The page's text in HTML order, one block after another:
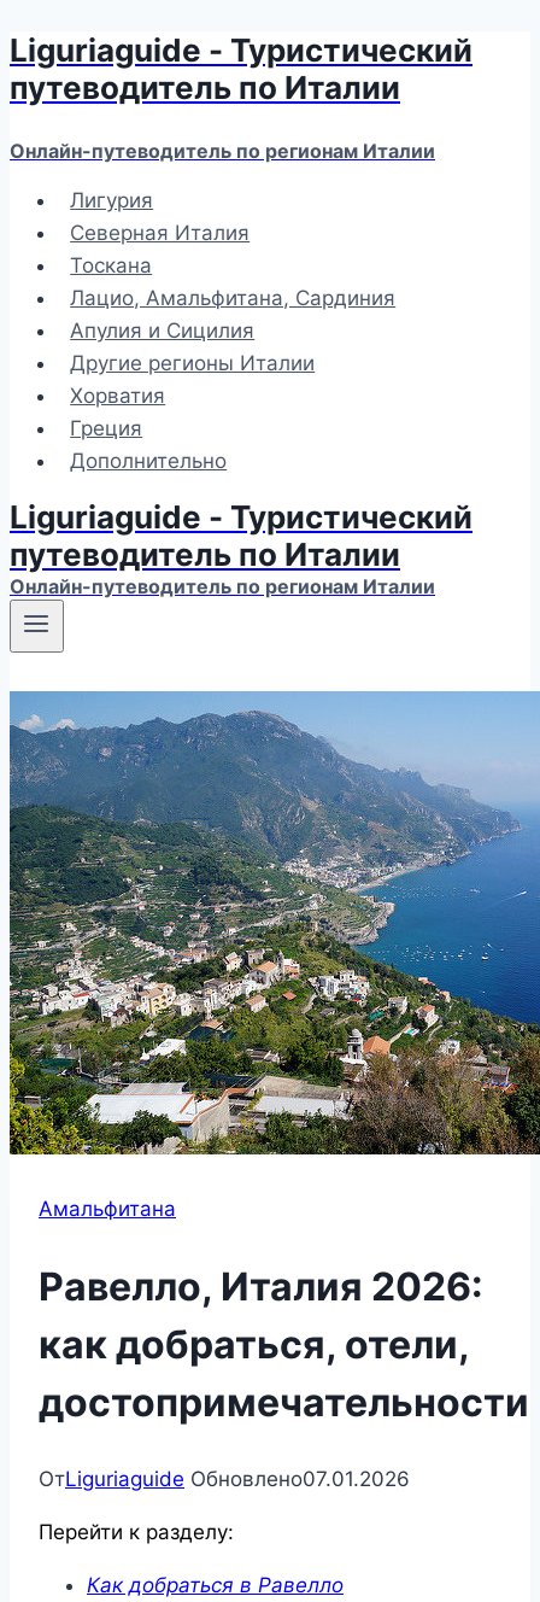
Перейти
к
содержимому
Liguriaguide - Туристический
путеводитель по Италии
Онлайн-путеводитель по регионам Италии
Лигурия
Северная Италия
Тоскана
Лацио, Амальфитана, Сардиния
Апулия и Сицилия
Другие регионы Италии
Хорватия
Греция
Дополнительно
Liguriaguide - Туристический
путеводитель по Италии
Онлайн-путеводитель по регионам Италии
Амальфитана
Равелло, Италия 2026:
как добраться, отели,
достопримечательности
ОтLiguriaguide Обновлено07.01.2026
Перейти к разделу:
Как добраться в Равелло